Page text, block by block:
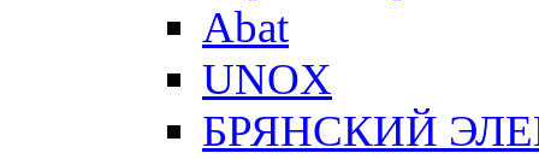
Abat
UNOX
БРЯНСКИЙ